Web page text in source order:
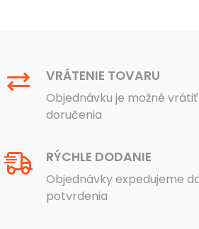
VRÁTENIE TOVARU
Objednávku je možné vrátiť
doručenia
RÝCHLE DODANIE
Objednávky expedujeme
potvrdenia